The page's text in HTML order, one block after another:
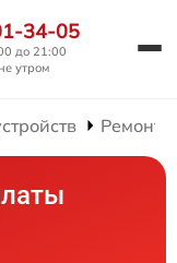
34-05
до 21:00
утром
Ремонт